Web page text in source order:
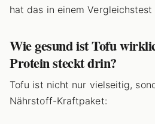
hat das in einem
Wie gesund ist Tofu
Protein steckt drin?
Tofu ist nicht nur vielseitig,
Nährstoff-Kraftpaket: